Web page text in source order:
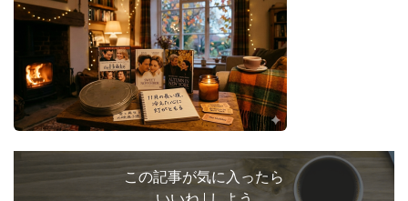
この記事が気に入ったら